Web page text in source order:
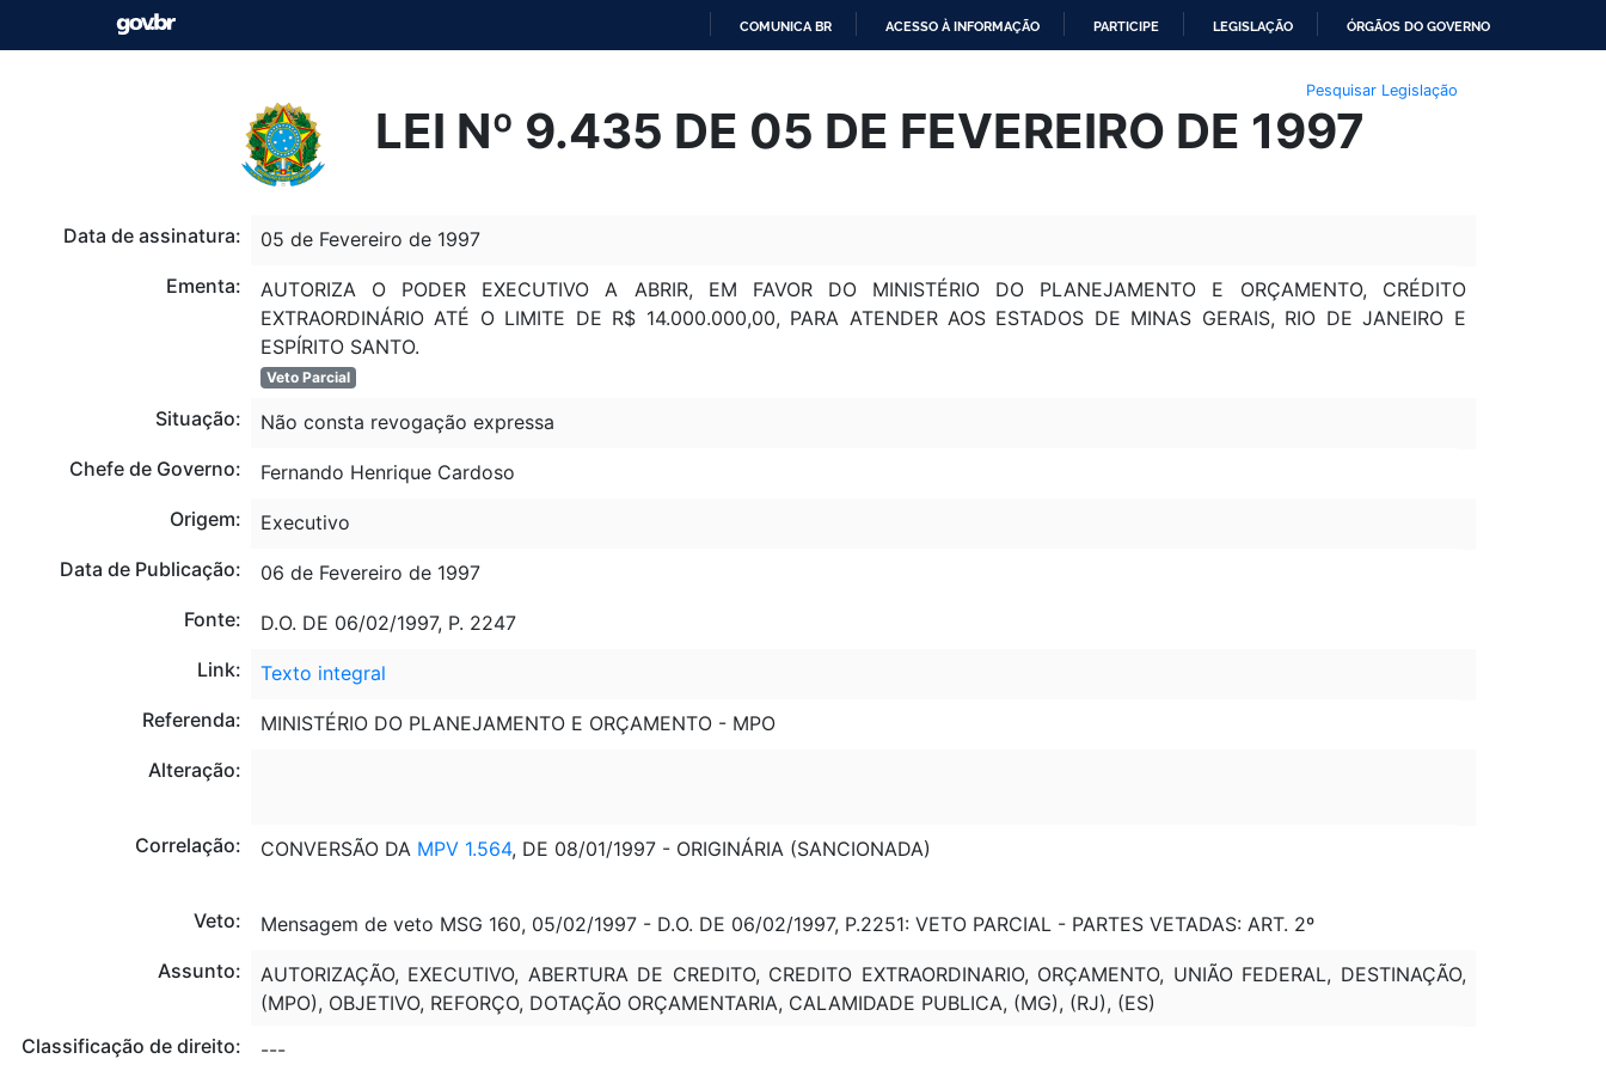
O
CONTEÚDO
COMUNICA BR ACESSO À INFORMAÇÃO PARTICIPE LEGISLAÇÃO ÓRGÃOS DO GOVERNO
Pesquisar Legislação
LEI Nº 9.435 DE 05 DE FEVEREIRO DE 1997
Data de assinatura:
05 de Fevereiro de 1997
Ementa:
AUTORIZA O PODER EXECUTIVO A ABRIR, EM FAVOR DO MINISTÉRIO DO PLANEJAMENTO E ORÇAMENTO, CRÉDITO
EXTRAORDINÁRIO ATÉ O LIMITE DE R$ 14.000.000,00, PARA ATENDER AOS ESTADOS DE MINAS GERAIS, RIO DE JANEIRO E
ESPÍRITO SANTO.
Veto Parcial
Situação:
Não consta revogação expressa
Chefe de Governo:
Fernando Henrique Cardoso
Origem:
Executivo
Data de Publicação:
06 de Fevereiro de 1997
Fonte:
D.O. DE 06/02/1997, P. 2247
Link:
Texto integral
Referenda:
MINISTÉRIO DO PLANEJAMENTO E ORÇAMENTO - MPO
Alteração:
Correlação: CONVERSÃO DA MPV 1.564, DE 08/01/1997 - ORIGINÁRIA (SANCIONADA)
Veto:
Mensagem de veto MSG 160, 05/02/1997 - D.O. DE 06/02/1997, P.2251: VETO PARCIAL - PARTES VETADAS: ART. 2º
Assunto:
AUTORIZAÇÃO, EXECUTIVO, ABERTURA DE CREDITO, CREDITO EXTRAORDINARIO, ORÇAMENTO, UNIÃO FEDERAL, DESTINAÇÃO,
(MPO), OBJETIVO, REFORÇO, DOTAÇÃO ORÇAMENTARIA, CALAMIDADE PUBLICA, (MG), (RJ), (ES)
Classificação de direito:
---